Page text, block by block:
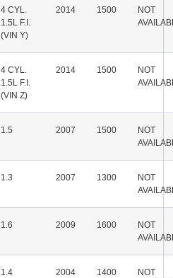
4 CYL.
1.5L F.I.
(VIN Y)
2014 1500
NOT
4 CYL.
1.5L F.I.
(VIN Z)
2014 1500
NOT
1.5 2007 1500
NOT
1.3 2007 1300
NOT
1.6 2009 1600
NOT
1.4 2004 1400
NOT